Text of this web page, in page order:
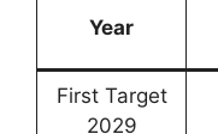
Year
First Target
2029